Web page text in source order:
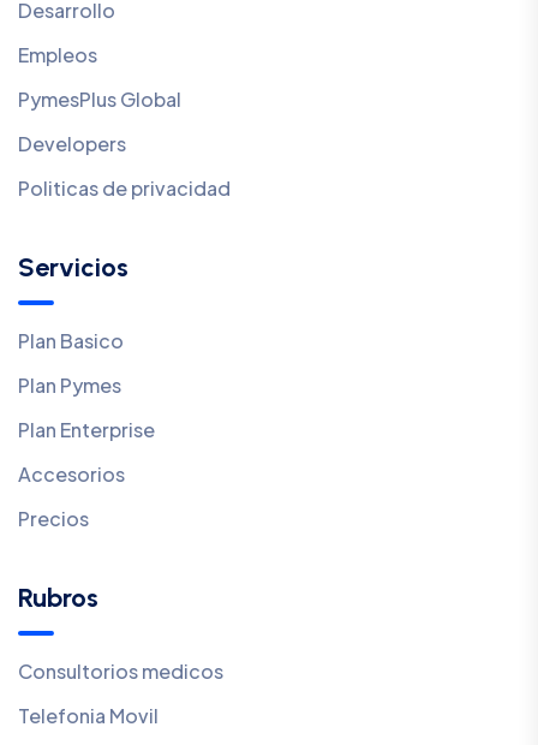
Desarrollo
Empleos
PymesPlus Global
Developers
Politicas de privacidad
Servicios
Plan Basico
Plan Pymes
Plan Enterprise
Accesorios
Precios
Rubros
Consultorios medicos
Telefonia Movil